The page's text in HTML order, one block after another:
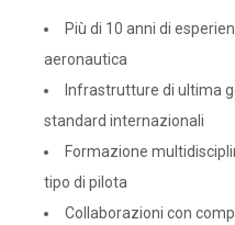
Più di 10 anni di
aeronautica
Infrastrutture di ultima
standard internazionali
Formazione
tipo di pilota
Collaborazioni con